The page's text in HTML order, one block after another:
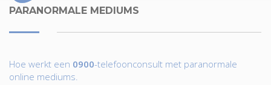
PARANORMALE MEDIUMS
Hoe werkt een 0900-telefoonconsult met paranormale
online mediums.